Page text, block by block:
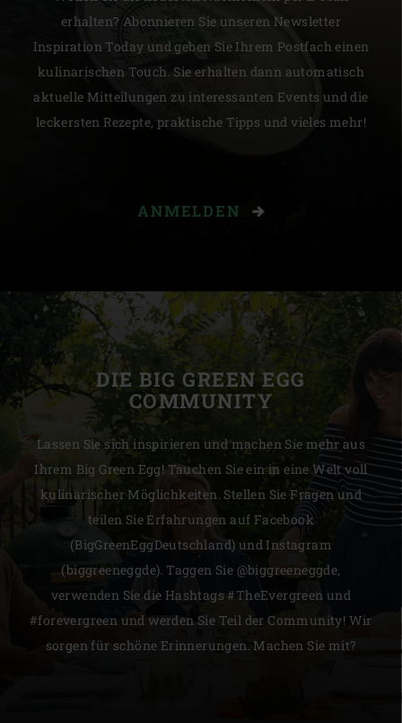
erhalten? Abonnieren Sie unseren Newsletter
Inspiration Today und geben Sie Ihrem Postfach einen
kulinarischen Touch. Sie erhalten dann automatisch
aktuelle Mitteilungen zu interessanten Events und die
leckersten Rezepte, praktische Tipps und vieles mehr!
ANMELDEN
DIE BIG GREEN EGG
COMMUNITY
Lassen Sie sich inspirieren und machen Sie mehr aus
Ihrem Big Green Egg! Tauchen Sie ein in eine Welt voll
kulinarischer Möglichkeiten. Stellen Sie Fragen und
teilen Sie Erfahrungen auf Facebook
(BigGreenEggDeutschland) und Instagram
(biggreeneggde). Taggen Sie @biggreeneggde,
verwenden Sie die Hashtags #TheEvergreen und
#forevergreen und werden Sie Teil der Community! Wir
sorgen für schöne Erinnerungen. Machen Sie mit?